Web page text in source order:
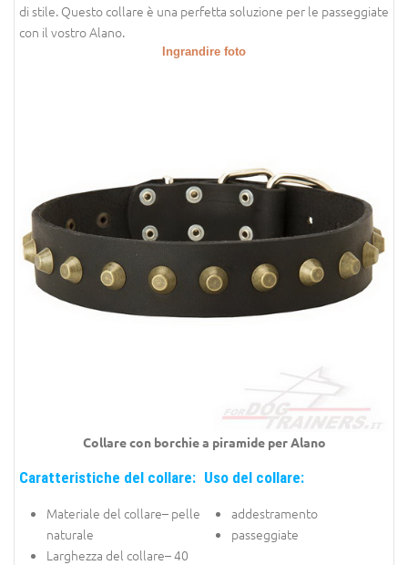
di stile. Questo collare è una perfetta soluzione per le passeggiate
con il vostro Alano.
Ingrandire foto
Collare con borchie a piramide perAlano
Caratteristiche del collare:
Materiale del collare– pelle
naturale
Larghezza del collare– 40
Uso del collare:
addestramento
passeggiate